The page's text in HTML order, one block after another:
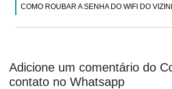
COMO ROUBAR A SENHA DO WIFI DO
Adicione um comentário do
contato no Whatsapp